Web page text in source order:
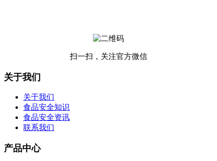
扫一扫，关注官方微信
关于我们
关于我们
食品安全知识
食品安全资讯
联系我们
产品中心